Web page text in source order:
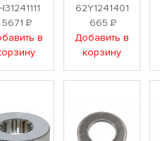
5671Р
в
62Y1241401
665 Р
Добавить в
корзину